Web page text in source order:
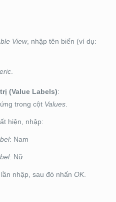
View, nhập tên biến (ví dụ:
.
(Value Labels):
trong cột Values.
hiện, nhập:
: Nam
: Nữ
nhập, sau đó nhấn OK.